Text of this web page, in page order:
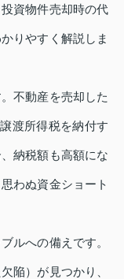
資物件売却時の代
りやすく解説しま
不動産を売却した
渡所得税を納付す
納税額も高額にな
わぬ資金ショート
ルへの備えです。
陥）が見つかり、